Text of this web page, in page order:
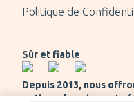
Politique de
Sûr et fiable
Depuis 2013, nous
options de paiement